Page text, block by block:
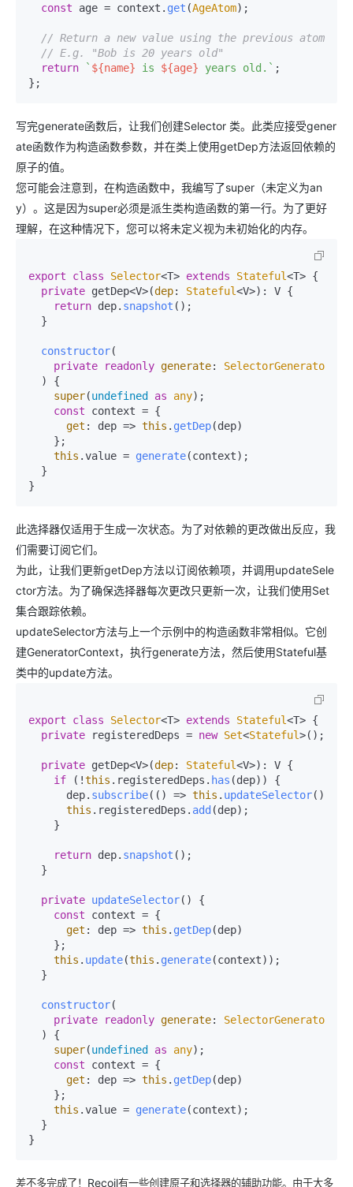
const age = context. get (AgeAtom);
// Return a new value using the previous atoms
// E.g. "Bob is 20 years old"
return
` ${name} is ${age} years old.` ;
};
写完generate函数后，让我们创建Selector 类。此类应接受gener
ate函数作为构造函数参数，并在类上使用getDep方法返回依赖的
原子的值。
您可能会注意到，在构造函数中，我编写了super（未定义为an
y）。这是因为super必须是派生类构造函数的第一行。为了更好
理解，在这种情况下，您可以将未定义视为未初始化的内存。
export class Selector<T> extends Stateful<T> {
private getDep<V>(dep: Stateful<V>): V {
return dep. snapshot ();
}
constructor(
private
readonly generate: SelectorGenerator
) {
super(undefined as any);
const context = {
get : dep => this . getDep(dep)
};
this .value = generate(context);
}
}
此选择器仅适用于生成一次状态。为了对依赖的更改做出反应，我
们需要订阅它们。
为此，让我们更新getDep方法以订阅依赖项，并调用updateSele
ctor方法。为了确保选择器每次更改只更新一次，让我们使用Set
集合跟踪依赖。
updateSelector方法与上一个示例中的构造函数非常相似。它创
建GeneratorContext，执行generate方法，然后使用Stateful基
类中的update方法。
export class Selector<T> extends Stateful<T> {
private registeredDeps = new Set<Stateful>();
private getDep<V>(dep: Stateful<V>): V {
if (!this . registeredDeps . has (dep)) {
dep. subscribe( () => this . updateSelector());
this . registeredDeps . add (dep);
}
return dep. snapshot ();
}
private updateSelector( ) {
const context = {
get : dep => this . getDep(dep)
};
this . update(this . generate(context));
}
constructor(
private
readonly generate: SelectorGenerator
) {
super(undefined as any);
const context = {
get : dep => this . getDep(dep)
};
this .value = generate(context);
}
}
差不多完成了！ Recoil有一些创建原子和选择器的辅助功能。由于大多